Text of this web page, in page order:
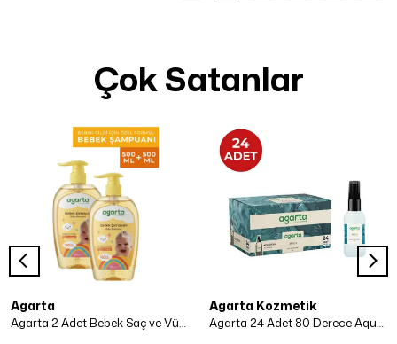
Çok Satanlar
Agarta
Agarta 2 Adet Bebek Saç ve Vücut Şampuanı 500 Ml x 2 Adet
Agarta Kozmetik
Agarta 24 Adet 80 Derece Aqua Kolonya 50 ml